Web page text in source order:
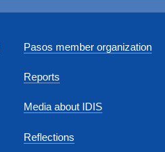
Pasos member organization
Reports
Media about IDIS
Reflections